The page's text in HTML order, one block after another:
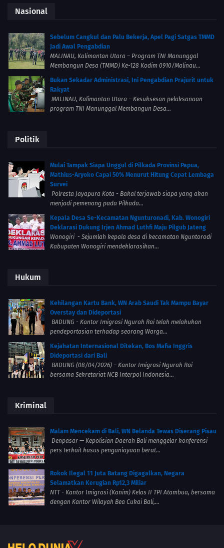
Nasional
Sebelum Cangkul dan Palu Bekerja, Apel Pagi Satgas TMMD
Jadi Awal Pengabdian
MALINAU, Kalimantan Utara – Program TNI Manunggal
Membangun Desa (TMMD) Ke-128 Kodim 0910/Malinau...
Bukan Sekadar Administrasi, Ini Pengabdian Prajurit untuk
Rakyat
MALINAU, Kalimantan Utara – Kesuksesan pelaksanaan
program TNI Manunggal Membangun Desa...
Politik
Mulai Tampak Siapa Unggul di Pilkada Provinsi Papua,
Mathius-Aryoko Capai 50% Menurut Hitung Cepat Lembaga
Survei
Polresta Jayapura Kota - Bakal terjawab siapa yang akan
menjadi pemenang pada Pilkada...
Kepala Desa Se-Kecamatan Ngunturonadi, Kab. Wonogiri
Deklarasi Dukung Irjen Ahmad Luthfi Maju Pilgub Jateng
Wonogiri - Sejumlah kepala desa di kecamatan Nguntorodi
Kabupaten Wonogiri mendeklarasikan...
Hukum
Kehilangan Kartu Bank, WN Arab Saudi Tak Mampu Bayar
Overstay dan Dideportasi
BADUNG - Kantor Imigrasi Ngurah Rai telah melakukan
pendeportasian terhadap seorang Warga...
Kejahatan Internasional Ditekan, Bos Mafia Inggris
Dideportasi dari Bali
BADUNG (08/04/2026) – Kantor Imigrasi Ngurah Rai
bersama Sekretariat NCB Interpol Indonesia...
Kriminal
Malam Mencekam di Bali, WN Belanda Tewas Diserang Pisau
Denpasar — Kepolisian Daerah Bali menggelar konferensi
pers terkait kasus penganiayaan berat...
Rokok Ilegal 11 Juta Batang Digagalkan, Negara
Selamatkan Kerugian Rp12,3 Miliar
NTT - Kantor Imigrasi (Kanim) Kelas II TPI Atambua, bersama
dengan Kantor Wilayah Bea Cukai Bali,...